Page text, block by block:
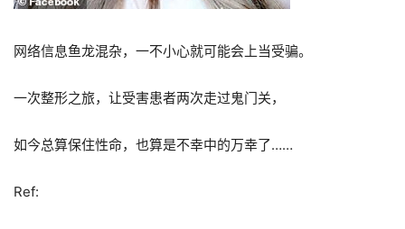
网络信息鱼龙混杂，一不小心就可能会上当受骗。
一次整形之旅，让受害患者两次走过鬼门关，
如今总算保住性命，也算是不幸中的万幸了……
Ref: